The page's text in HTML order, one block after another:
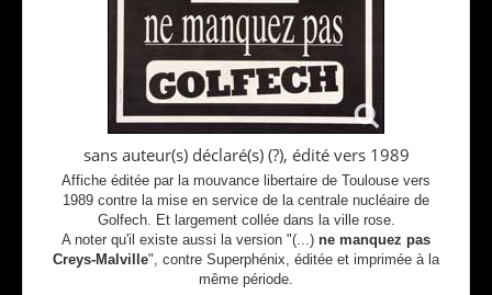
sans auteur(s) déclaré(s) (?), édité vers 1989
Affiche éditée par la mouvance libertaire de Toulouse vers
1989 contre la mise en service de la centrale nucléaire de
Golfech. Et largement collée dans la ville rose.
A noter qu'il existe aussi la version "(...) ne manquez pas
Creys-Malville", contre Superphénix, éditée et imprimée à la
même période.